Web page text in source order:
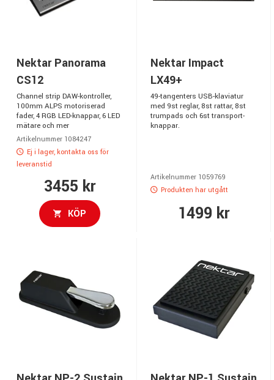
Nektar Panorama
CS12
Channel strip DAW-kontroller,
100mm ALPS motoriserad
fader, 4 RGB LED-knappar, 6 LED
mätare och mer
Artikelnummer 1084247
Ej i lager, kontakta oss för
leveranstid
3455 kr
KÖP
Nektar Impact
LX49+
49-tangenters USB-klaviatur
med 9st reglar, 8st rattar, 8st
trumpads och 6st transport-
knappar.
Artikelnummer 1059769
Produkten har utgått
1499 kr